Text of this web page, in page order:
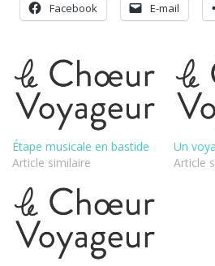
Facebook
E-mail
Étape musicale en bastide
Article similaire
Un
Article